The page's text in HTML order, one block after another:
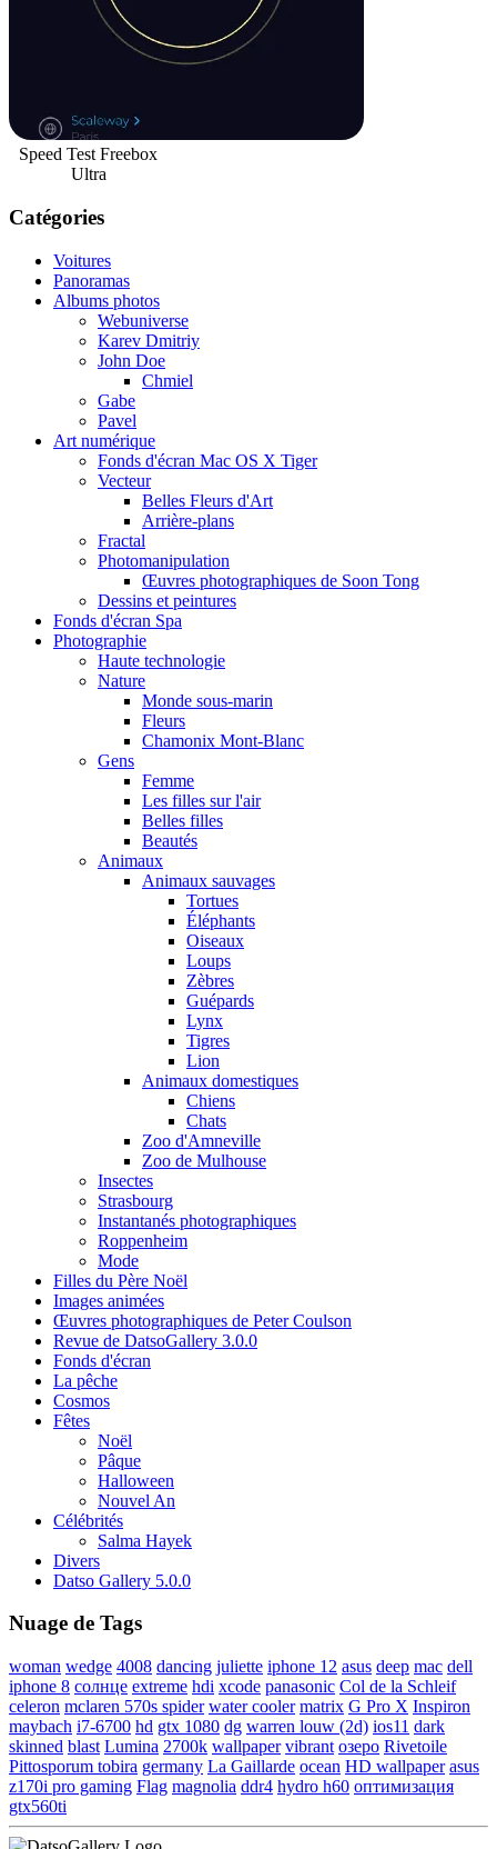
Speed Test Freebox
Ultra
Catégories
Voitures
Panoramas
Albums photos
Webuniverse
Karev Dmitriy
John Doe
Chmiel
Gabe
Pavel
Art numérique
Fonds d'écran Mac OS X Tiger
Vecteur
Belles Fleurs d'Art
Arrière-plans
Fractal
Photomanipulation
Œuvres photographiques de Soon Tong
Dessins et peintures
Fonds d'écran Spa
Photographie
Haute technologie
Nature
Monde sous-marin
Fleurs
Chamonix Mont-Blanc
Gens
Femme
Les filles sur l'air
Belles filles
Beautés
Animaux
Animaux sauvages
Tortues
Éléphants
Oiseaux
Loups
Zèbres
Guépards
Lynx
Tigres
Lion
Animaux domestiques
Chiens
Chats
Zoo d'Amneville
Zoo de Mulhouse
Insectes
Strasbourg
Instantanés photographiques
Roppenheim
Mode
Filles du Père Noël
Images animées
Œuvres photographiques de Peter Coulson
Revue de DatsoGallery 3.0.0
Fonds d'écran
La pêche
Cosmos
Fêtes
Noël
Pâque
Halloween
Nouvel An
Célébrités
Salma Hayek
Divers
Datso Gallery 5.0.0
Nuage de Tags
woman wedge 4008 dancing juliette iphone 12 asus deep mac dell
iphone 8 солнце extreme hdi xcode panasonic Col de la Schleif
celeron mclaren 570s spider water cooler matrix G Pro X Inspiron
maybach i7-6700 hd gtx 1080 dg warren louw (2d) ios11 dark
skinned blast Lumina 2700k wallpaper vibrant озеро Rivetoile
Pittosporum tobira germany La Gaillarde ocean HD wallpaper asus
z170i pro gaming Flag magnolia ddr4 hydro h60 оптимизация
gtx560ti